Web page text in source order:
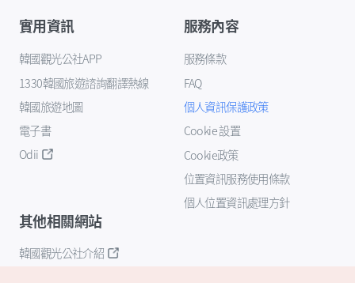
實用資訊
韓國觀光公社APP
1330韓國旅遊諮詢翻譯熱線
韓國旅遊地圖
電子書
Odii
服務內容
服務條款
FAQ
個人資訊保護政策
Cookie 設置
Cookie政策
位置資訊服務使用條款
個人位置資訊處理方針
其他相關網站
韓國觀光公社介紹